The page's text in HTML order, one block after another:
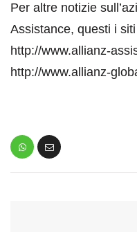
Per altre notizie
Assistance, questi i
http://www.allianz-
http://www.allianz-